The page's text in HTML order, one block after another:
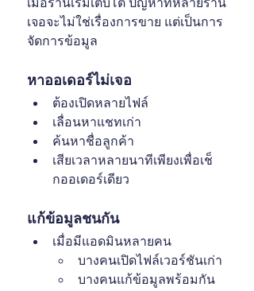
เมื่อร้านเริ่มเติบโต ปัญหาที่หลายร้าน
เจอจะไม่ใช่เรื่องการขาย แต่เป็นการ
จัดการข้อมูล
หาออเดอร์ไม่เจอ
ต้องเปิดหลายไฟล์
เลื่อนหาแชทเก่า
ค้นหาชื่อลูกค้า
เสียเวลาหลายนาทีเพียงเพื่อเช็
กออเดอร์เดียว
แก้ข้อมูลชนกัน
เมื่อมีแอดมินหลายคน
บางคนเปิดไฟล์เวอร์ชันเก่า
บางคนแก้ข้อมูลพร้อมกัน